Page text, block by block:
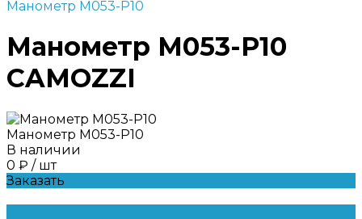
Манометр M053-P10
Манометр M053-P10
CAMOZZI
Манометр M053-P10
В наличии
0 ₽ / шт
Заказать